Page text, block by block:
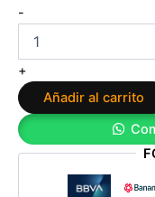
-
a
comprar
mentiras
de
José
Manuel
Nicolás
cantidad
+
Añadir al carrito